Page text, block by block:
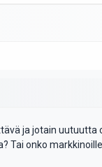
ja jotain uutuutta
Tai onko